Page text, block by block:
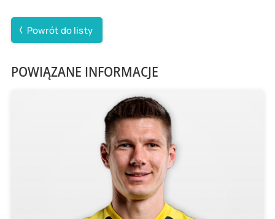
Powrót do listy
POWIĄZANE INFORMACJE